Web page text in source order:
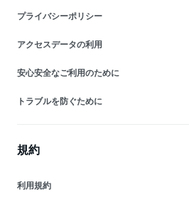
プライバシーポリシー
アクセスデータの利用
安心安全なご利用のために
トラブルを防ぐために
規約
利用規約